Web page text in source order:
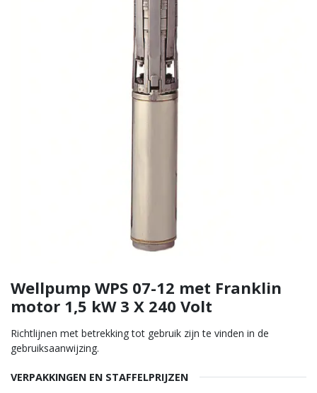
Wellpump WPS 07-12 met Franklin
motor 1,5 kW 3 X 240 Volt
Richtlijnen met betrekking tot gebruik zijn te vinden in de
gebruiksaanwijzing.
VERPAKKINGEN EN STAFFELPRIJZEN